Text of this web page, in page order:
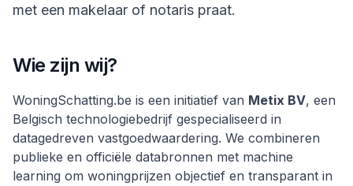
met een makelaar of notaris praat.
Wie zijn wij?
WoningSchatting.be is een initiatief van Metix BV, een
Belgisch technologiebedrijf gespecialiseerd in
datagedreven vastgoedwaardering. We combineren
publieke en officiële databronnen met machine
learning om woningprijzen objectief en transparant in